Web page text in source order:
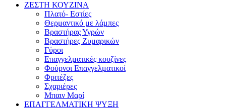
ΖΕΣΤΗ ΚΟΥΖΙΝΑ
Πλατό- Εστίες
Θερμαντικό με λάμπες
Βραστήρας Υγρών
Βραστήρες Ζυμαρικών
Γύροι
Επαγγελματικές κουζίνες
Φούρνοι Επαγγελματικοί
Φριτέζες
Σχαριέρες
Μπαιν Μαρί
ΕΠΑΓΓΕΛΜΑΤΙΚΗ ΨΥΞΗ